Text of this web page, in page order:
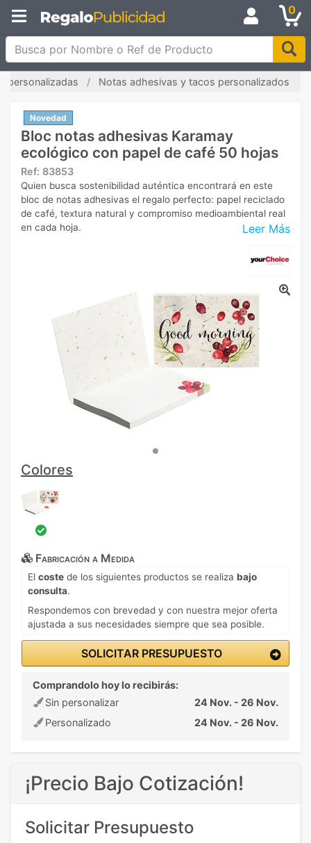
0
Busca por Nombre o Ref de Producto
personalizadas Notas adhesivas y tacos personalizados
Novedad
Bloc notas adhesivas Karamay
ecológico con papel de café 50 hojas
Ref: 83853
Leer Más
Quien busca sostenibilidad auténtica encontrará en este
bloc de notas adhesivas el regalo perfecto: papel reciclado
de café, textura natural y compromiso medioambiental real
en cada hoja.
Colores
Fabricación a Medida
El coste de los siguientes productos se realiza bajo
consulta.
Respondemos con brevedad y con nuestra mejor oferta
ajustada a sus necesidades siempre que sea posible.
SOLICITAR PRESUPUESTO
Comprandolo hoy lo recibirás:
Sin personalizar
24 Nov. - 26 Nov.
Personalizado
24 Nov. - 26 Nov.
¡Precio Bajo Cotización!
Solicitar Presupuesto